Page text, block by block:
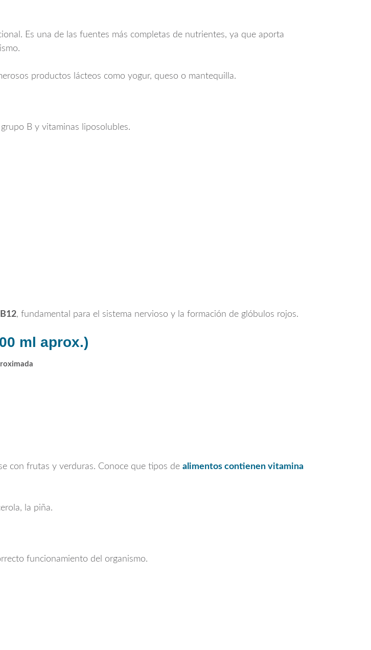
Es una de las fuentes más completas de nutrientes, ya que aporta
productos lácteos como yogur, queso o mantequilla.
B y vitaminas liposolubles.
B12, fundamental para el sistema nervioso y la formación de glóbulos rojos.
ml aprox.)
con frutas y verduras. Conoce que tipos de alimentos contienen vitamina
la piña.
funcionamiento del organismo.